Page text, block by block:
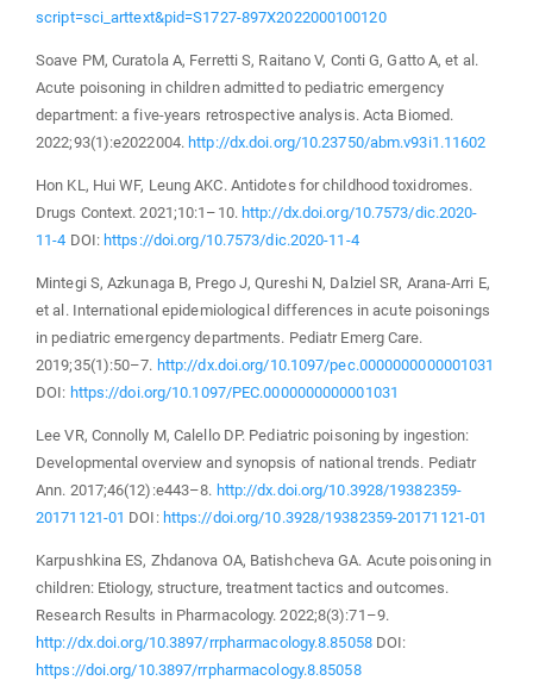
script=sci_arttext&pid=S1727-897X2022000100120
Soave PM, Curatola A, Ferretti S, Raitano V, Conti G, Gatto A, et al.
Acute poisoning in children admitted to pediatric emergency
department: a five-years retrospective analysis. Acta Biomed.
2022;93(1):e2022004. http://dx.doi.org/10.23750/abm.v93i1.11602
Hon KL, Hui WF, Leung AKC. Antidotes for childhood toxidromes.
Drugs Context. 2021;10:1–10. http://dx.doi.org/10.7573/dic.2020-
11-4 DOI: https://doi.org/10.7573/dic.2020-11-4
Mintegi S, Azkunaga B, Prego J, Qureshi N, Dalziel SR, Arana-Arri E,
et al. International epidemiological differences in acute poisonings
in pediatric emergency departments. Pediatr Emerg Care.
2019;35(1):50–7. http://dx.doi.org/10.1097/pec.0000000000001031
DOI: https://doi.org/10.1097/PEC.0000000000001031
Lee VR, Connolly M, Calello DP. Pediatric poisoning by ingestion:
Developmental overview and synopsis of national trends. Pediatr
Ann. 2017;46(12):e443–8. http://dx.doi.org/10.3928/19382359-
20171121-01 DOI: https://doi.org/10.3928/19382359-20171121-01
Karpushkina ES, Zhdanova OA, Batishcheva GA. Acute poisoning in
children: Etiology, structure, treatment tactics and outcomes.
Research Results in Pharmacology. 2022;8(3):71–9.
http://dx.doi.org/10.3897/rrpharmacology.8.85058DOI:
https://doi.org/10.3897/rrpharmacology.8.85058